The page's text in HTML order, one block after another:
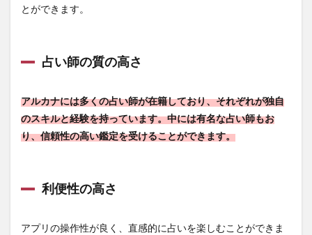
利用方
アプ
リの
ード
4.2
占い
4.3
選択
とができます。
占い師の質の高さ
アルカナには多くの占い師が在籍しており、それぞれが独自
のスキルと経験を持っています。中には有名な占い師もお
り、信頼性の高い鑑定を受けることができます。
利便性の高さ
アプリの操作性が良く、直感的に占いを楽しむことができま